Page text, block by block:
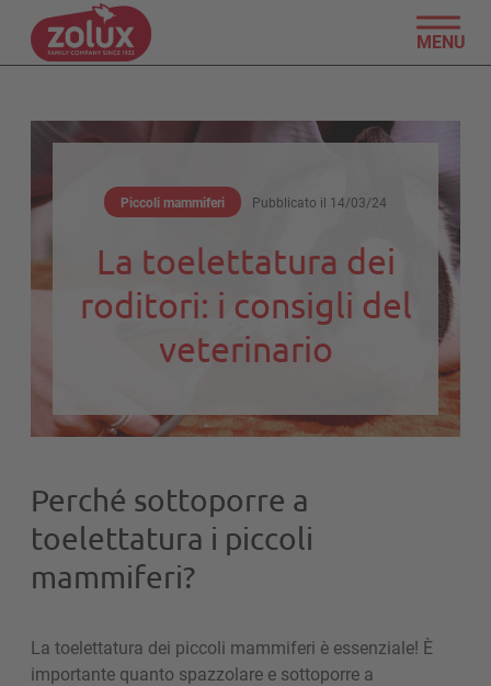
MENU
Piccoli mammiferi Pubblicato il 14/03/24
La toelettatura dei
roditori: i consigli del
veterinario
Perché sottoporre a
toelettatura i piccoli
mammiferi?
La toelettatura dei piccoli mammiferi è essenziale! È
importante quanto spazzolare e sottoporre a